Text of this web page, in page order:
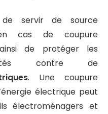
servir de source
cas de coupure
de protéger les
contre de
. Une coupure
électrique peut
électroménagers et